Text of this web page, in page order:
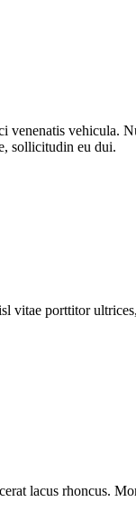
sollicitudin eu dui.
porttitor
lacus